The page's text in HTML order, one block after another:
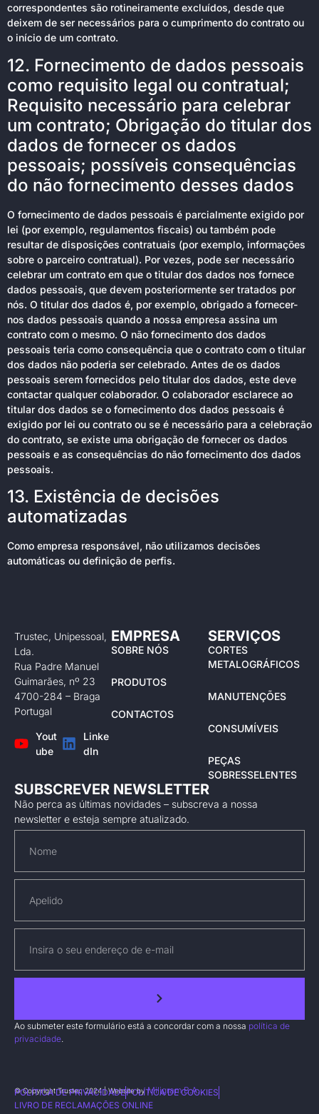
correspondentes são rotineiramente excluídos, desde que
deixem de ser necessários para o cumprimento do contrato ou
o início de um contrato.
12. Fornecimento de dados pessoais
como requisito legal ou contratual;
Requisito necessário para celebrar
um contrato; Obrigação do titular dos
dados de fornecer os dados
pessoais; possíveis consequências
do não fornecimento desses dados
O fornecimento de dados pessoais é parcialmente exigido por
lei (por exemplo, regulamentos fiscais) ou também pode
resultar de disposições contratuais (por exemplo, informações
sobre o parceiro contratual). Por vezes, pode ser necessário
celebrar um contrato em que o titular dos dados nos fornece
dados pessoais, que devem posteriormente ser tratados por
nós. O titular dos dados é, por exemplo, obrigado a fornecer-
nos dados pessoais quando a nossa empresa assina um
contrato com o mesmo. O não fornecimento dos dados
pessoais teria como consequência que o contrato com o titular
dos dados não poderia ser celebrado. Antes de os dados
pessoais serem fornecidos pelo titular dos dados, este deve
contactar qualquer colaborador. O colaborador esclarece ao
titular dos dados se o fornecimento dos dados pessoais é
exigido por lei ou contrato ou se é necessário para a celebração
do contrato, se existe uma obrigação de fornecer os dados
pessoais e as consequências do não fornecimento dos dados
pessoais.
13. Existência de decisões
automatizadas
Como empresa responsável, não utilizamos decisões
automáticas ou definição de perfis.
Trustec, Unipessoal,
Lda.
Rua Padre Manuel
Guimarães, nº 23
4700-284 – Braga
Portugal
Yout
ube
Linke
dIn
EMPRESA
SOBRE NÓS
PRODUTOS
CONTACTOS
SERVIÇOS
CORTES
METALOGRÁFICOS
MANUTENÇÕES
CONSUMÍVEIS
PEÇAS
SOBRESSELENTES
SUBSCREVER NEWSLETTER
Não perca as últimas novidades – subscreva a nossa
newsletter e esteja sempre atualizado.
Ao submeter este formulário está a concordar com a nossa política de
privacidade
© Copyright Trustec 2024 | Website byMiligram B.A.
POLÍTICA DE PRIVACIDADEPOLÍTICA DE COOKIES
LIVRO DE RECLAMAÇÕES ONLINE